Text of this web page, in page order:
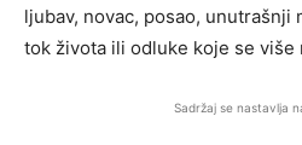
ljubav, novac, posao, unutrašnji
tok života ili odluke koje se više
Sadržaj se nastavlja